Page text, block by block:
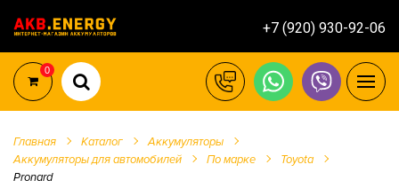
+7 (920) 930-92-06
0
Главная Каталог
Аккумуляторы
Аккумуляторы для автомобилей
По марке
Toyota
Pronard